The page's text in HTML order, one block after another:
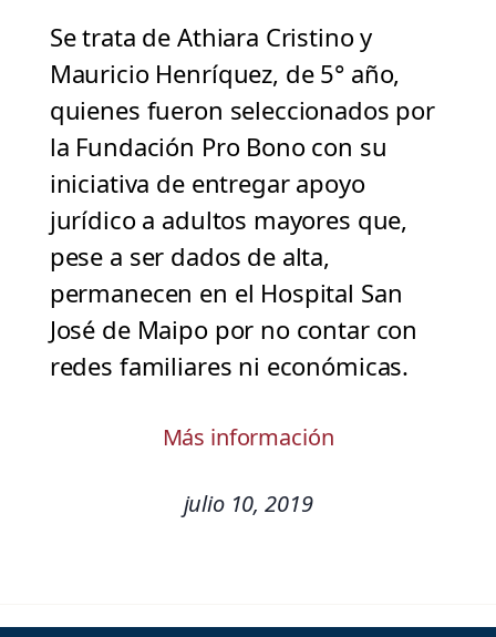
Se trata de Athiara Cristino y
Mauricio Henríquez, de 5° año,
quienes fueron seleccionados por
la Fundación Pro Bono con su
iniciativa de entregar apoyo
jurídico a adultos mayores que,
pese a ser dados de alta,
permanecen en el Hospital San
José de Maipo por no contar con
redes familiares ni económicas.
Más información
julio 10, 2019